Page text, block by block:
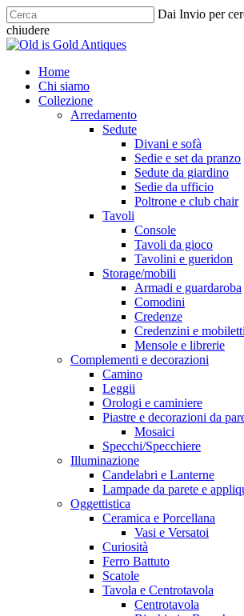
Skip
to
main
Dai Invio per
chiudere
Chiudi
cerca
Menu
Home
Chi siamo
Collezione
Arredamento
Sedute
Divani e sofà
Sedie e set da pranzo
Sedute da giardino
Sedie da ufficio
Poltrone e club chair
Tavoli
Console
Tavoli da gioco
Tavolini e gueridon
Storage/mobili
Armadi e guardaroba
Comodini
Credenze
Credenzini e mobiletti
Mensole e librerie
Complementi e decorazioni
Camino
Leggii
Orologi e caminiere
Piastre e decorazioni da
Mosaici
Specchi/Specchiere
Illuminazione
Candelabri e Lanterne
Lampade da parete e
Oggettistica
Ceramica e Porcellana
Vasi e Versatoi
Curiosità
Ferro Battuto
Scatole
Tavola e Centrotavola
Centrotavola